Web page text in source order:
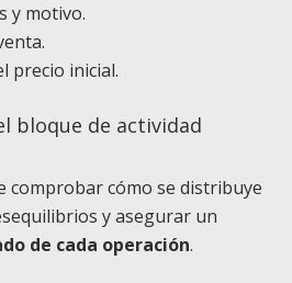
y motivo.
precio inicial.
bloque de actividad
comprobar cómo se distribuye
y asegurar un
de cada operación.